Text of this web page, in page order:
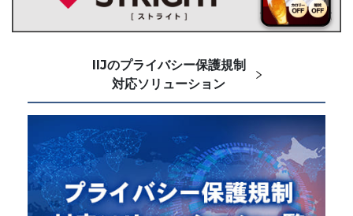
IIJのプライバシー保護規制
対応ソリューション